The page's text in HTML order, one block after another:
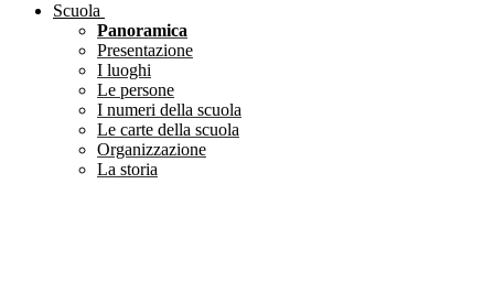
Scuola
Panoramica
Presentazione
I luoghi
Le persone
I numeri della scuola
Le carte della scuola
Organizzazione
La storia